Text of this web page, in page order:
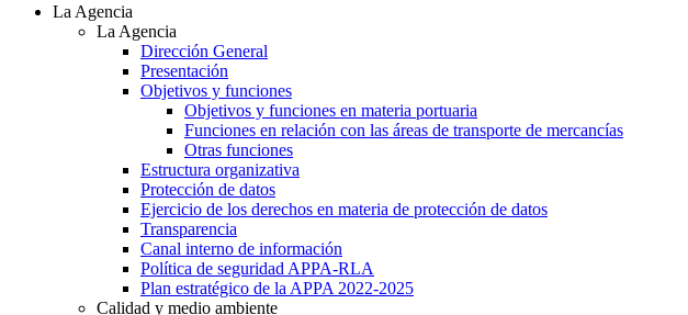
La Agencia
La Agencia
Dirección General
Presentación
Objetivos y funciones
Objetivos y funciones en materia portuaria
Funciones en relación con las áreas de transporte de mercancías
Otras funciones
Estructura organizativa
Protección de datos
Ejercicio de los derechos en materia de protección de datos
Transparencia
Canal interno de información
Política de seguridad APPA-RLA
Plan estratégico de la APPA 2022-2025
Calidad y medio ambiente